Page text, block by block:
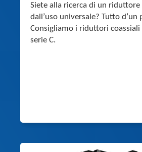
Siete alla ricerca di un
dall’uso universale? Tutto d’un
Consigliamo i riduttori coassiali
serie C.